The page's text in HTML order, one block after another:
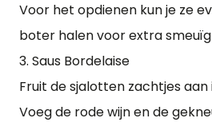
Voor het opdienen kun je ze
boter halen voor extra
3. Saus Bordelaise
Fruit de sjalotten zachtjes
Voeg de rode wijn en de